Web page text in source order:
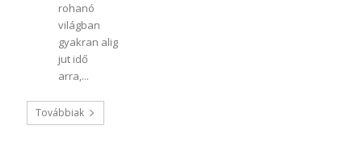
rohanó
világban
gyakran alig
jut idő
arra,...
Továbbiak